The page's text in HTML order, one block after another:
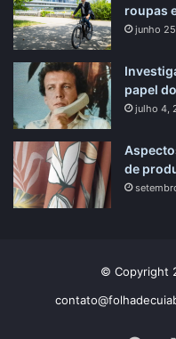
roupas
junho
papel
julho 4,
de
© Copyright